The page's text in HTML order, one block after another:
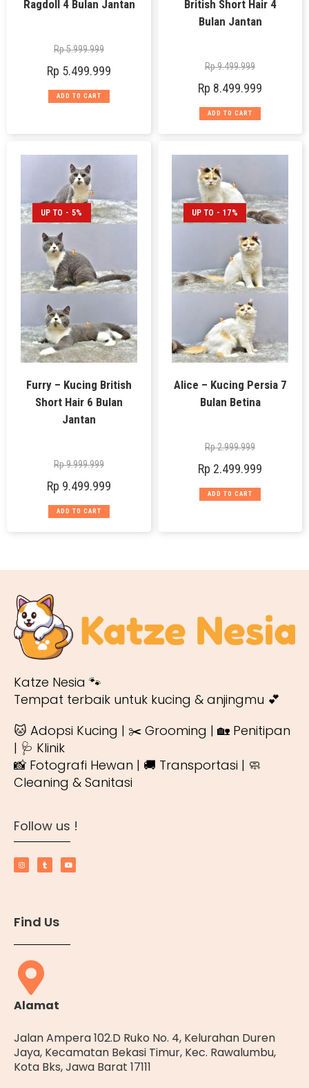
Ragdoll 4 Bulan Jantan
Rp5.999.999
Rp 5.499.999
ADD TO CART
British Short Hair 4
Bulan Jantan
Rp9.499.999
Rp 8.499.999
ADD TO CART
UP TO - 5%
Furry – Kucing British
Short Hair 6 Bulan
Jantan
Rp9.999.999
Rp 9.499.999
ADD TO CART
UP TO - 17%
Alice – Kucing Persia 7
Bulan Betina
Rp2.999.999
Rp 2.499.999
ADD TO CART
Katze Nesia 🐾
Tempat terbaik untuk kucing & anjingmu 💕
🐱 Adopsi Kucing | ✂️ Grooming | 🏡 Penitipan
| 🩺 Klinik
📸 Fotografi Hewan | 🚚 Transportasi | 🧼
Cleaning & Sanitasi
Follow us !
Find Us
Alamat
Jalan Ampera 102.D Ruko No. 4, Kelurahan Duren
Jaya, Kecamatan Bekasi Timur, Kec. Rawalumbu,
Kota Bks, Jawa Barat 17111